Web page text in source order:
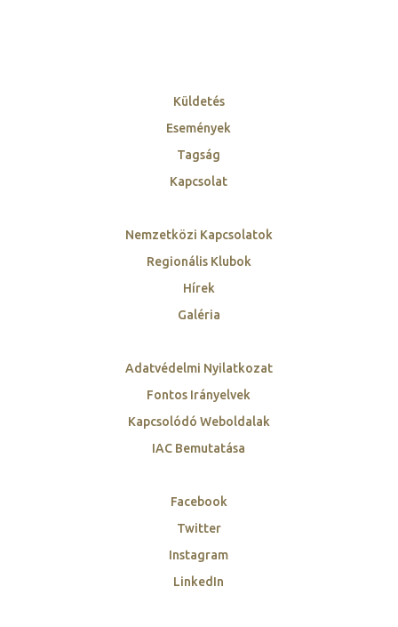
Küldetés
Események
Tagság
Kapcsolat
Nemzetközi Kapcsolatok
Regionális Klubok
Hírek
Galéria
Adatvédelmi Nyilatkozat
Fontos Irányelvek
Kapcsolódó Weboldalak
IAC Bemutatása
Facebook
Twitter
Instagram
LinkedIn